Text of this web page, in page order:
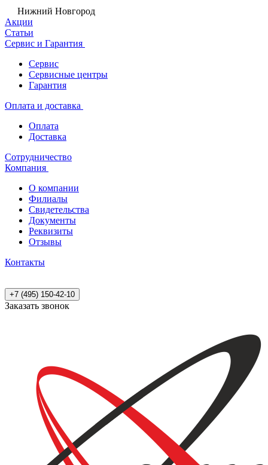
Нижний Новгород
Акции
Статьи
Сервис и Гарантия
Сервис
Сервисные центры
Гарантия
Оплата и доставка
Оплата
Доставка
Сотрудничество
Компания
О компании
Филиалы
Свидетельства
Документы
Реквизиты
Отзывы
Контакты
+7 (495) 150-42-10
Заказать звонок